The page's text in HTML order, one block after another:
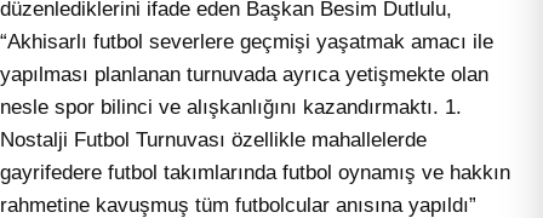
düzenlediklerini ifade eden Başkan Besim Dutlulu,
“Akhisarlı futbol severlere geçmişi yaşatmak amacı ile
yapılması planlanan turnuvada ayrıca yetişmekte olan
nesle spor bilinci ve alışkanlığını kazandırmaktı. 1.
Nostalji Futbol Turnuvası özellikle mahallelerde
gayrifedere futbol takımlarında futbol oynamış ve hakkın
rahmetine kavuşmuş tüm futbolcular anısına yapıldı”